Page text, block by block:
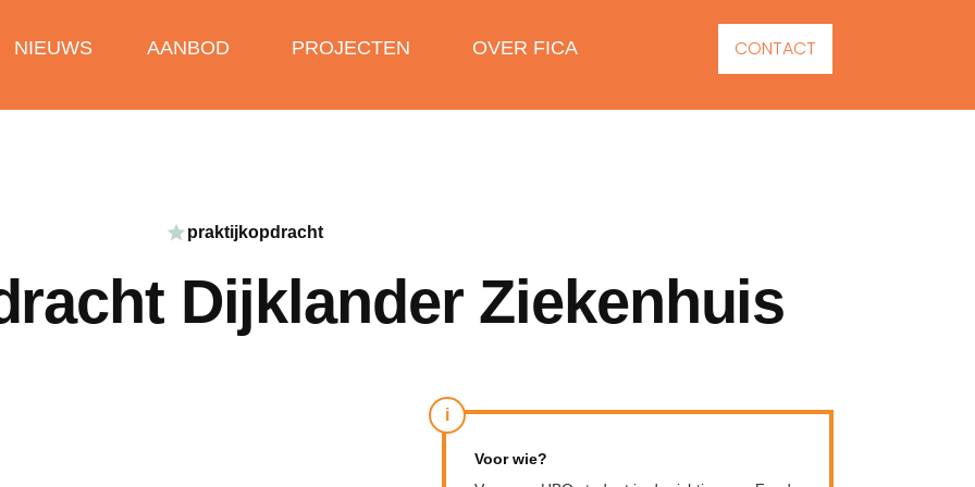
NIEUWS AANBOD PROJECTEN OVER FICA CONTACT
praktijkopdracht
Dijklander Ziekenhuis
i
Voor wie?